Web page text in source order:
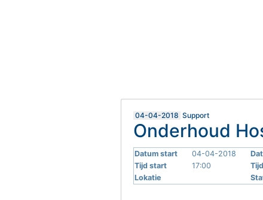
04-04-2018 Support
Onderhoud
Datum start 04-04-2018
Tijd start
17:00
Lokatie